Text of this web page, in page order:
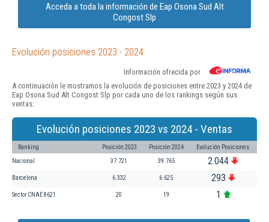
Acceda a toda la información de Eap Osona Sud Alt
Congost Slp
Evolución posiciones 2023 - 2024
Información ofrecida por
A continuación le mostramos la evolución de posiciones entre 2023 y 2024 de
Eap Osona Sud Alt Congost Slp por cada uno de los rankings según sus
ventas:
Evolución posiciones 2023 vs 2024 - Ventas
Ranking Posición 2023 Posición 2024 Evolución Posiciones
Nacional 37.721 39.765 2.044
Barcelona 6.332 6.625 293
Sector CNAE 8621 20 19 1